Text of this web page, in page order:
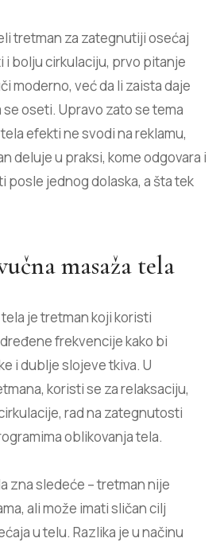
tretman za zategnutiji osećaj
i bolju cirkulaciju, prvo pitanje
moderno, već da li zaista daje
oseti. Upravo zato se tema
efekti ne svodi na reklamu,
deluje u praksi, kome odgovara i
posle jednog dolaska, a šta tek
masaža tela
je tretman koji koristi
frekvencije kako bi
i dublje slojeve tkiva. U
koristi se za relaksaciju,
rad na zategnutosti
oblikovanja tela.
zna sledeće – tretman nije
ali može imati sličan cilj
u telu. Razlika je u načinu